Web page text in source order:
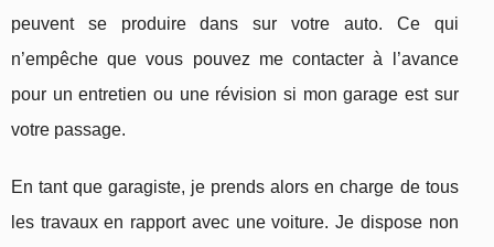
peuvent se produire dans sur votre auto. Ce qui
n’empêche que vous pouvez me contacter à l’avance
pour un entretien ou une révision si mon garage est sur
votre passage.
En tant que garagiste, je prends alors en charge de tous
les travaux en rapport avec une voiture. Je dispose non